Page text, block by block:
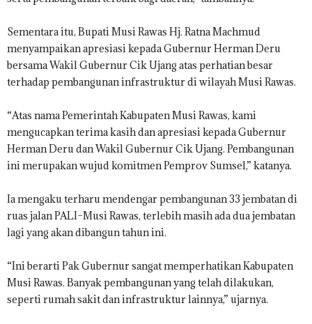
Sementara itu, Bupati Musi Rawas Hj. Ratna Machmud
menyampaikan apresiasi kepada Gubernur Herman Deru
bersama Wakil Gubernur Cik Ujang atas perhatian besar
terhadap pembangunan infrastruktur di wilayah Musi Rawas.
“Atas nama Pemerintah Kabupaten Musi Rawas, kami
mengucapkan terima kasih dan apresiasi kepada Gubernur
Herman Deru dan Wakil Gubernur Cik Ujang. Pembangunan
ini merupakan wujud komitmen Pemprov Sumsel,” katanya.
Ia mengaku terharu mendengar pembangunan 33 jembatan di
ruas jalan PALI–Musi Rawas, terlebih masih ada dua jembatan
lagi yang akan dibangun tahun ini.
“Ini berarti Pak Gubernur sangat memperhatikan Kabupaten
Musi Rawas. Banyak pembangunan yang telah dilakukan,
seperti rumah sakit dan infrastruktur lainnya,” ujarnya.